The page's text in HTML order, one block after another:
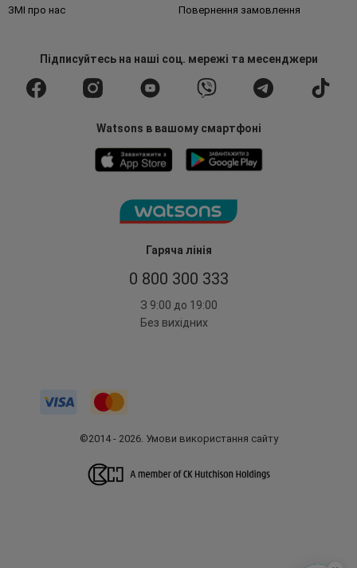
Гаряча лінія
0 800 300 333
З 9:00 до 19:00
Без вихідних
ЗМІ про нас Повернення замовлення
Підписуйтесьна наші соц. мережі та месенджери
Watsons в вашому смартфоні
©2014 - 2026. Умови використання сайту